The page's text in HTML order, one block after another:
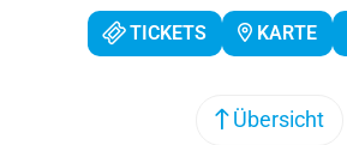
TICKETS KARTE
Übersicht